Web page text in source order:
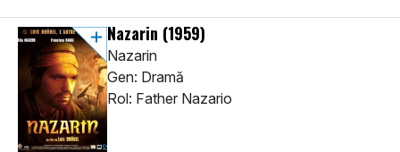
Nazarin (1959)
Nazarin
Gen: Dramă
Rol: Father Nazario